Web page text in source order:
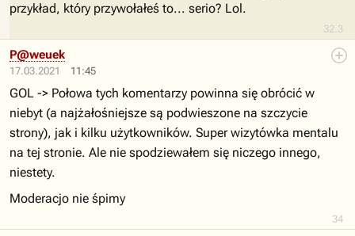
32.3
przykład, który przywołałeś to... serio? Lol.
17.03.2021 11:45
34
P@weuek
GOL -> Połowa tych komentarzy powinna się obrócić w
niebyt (a najżałośniejsze są podwieszone na szczycie
strony), jak i kilku użytkowników. Super wizytówka mentalu
na tej stronie. Ale nie spodziewałem się niczego innego,
niestety.
Moderacjo nie śpimy